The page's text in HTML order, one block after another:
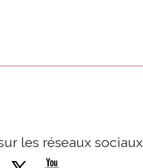
les réseaux sociaux